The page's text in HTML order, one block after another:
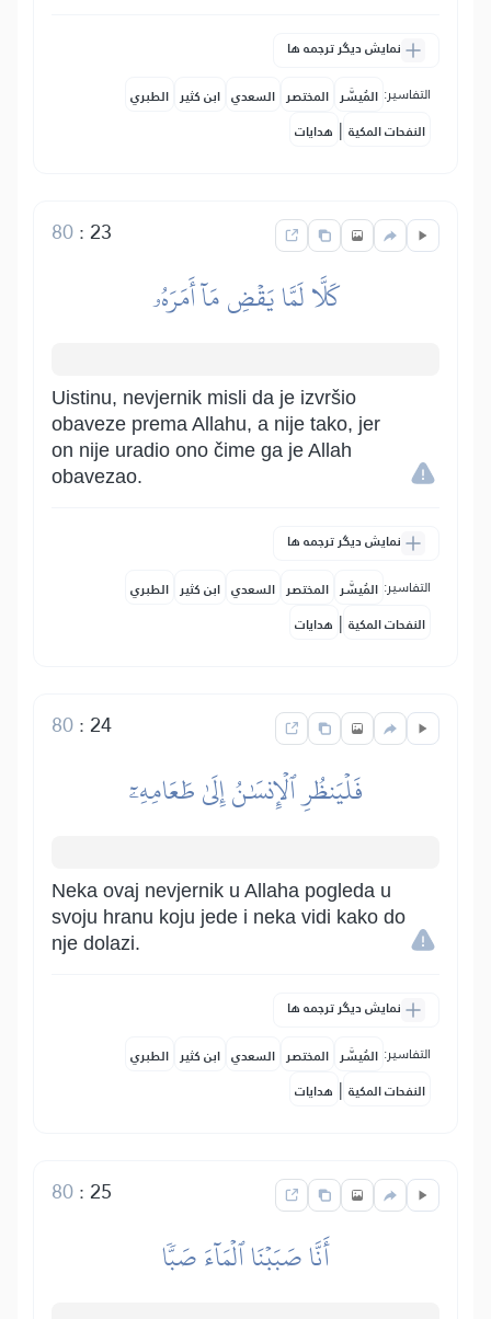
نمایش دیگر ترجمه ها
التفاسير: المُيسَّر المختصر السعدي ابن كثير الطبري
النفحات المكية | هدايات
23
:
80
كَلَّا لَمَّا يَقۡضِ مَآ أَمَرَهُۥ
Uistinu, nevjernik misli da je izvršio
obaveze prema Allahu, a nije tako, jer
on nije uradio ono čime ga je Allah
obavezao.
نمایش دیگر ترجمه ها
التفاسير: المُيسَّر المختصر السعدي ابن كثير الطبري
النفحات المكية | هدايات
24
:
80
فَلۡيَنظُرِ ٱلۡإِنسَٰنُ إِلَىٰ طَعَامِهِۦٓ
Neka ovaj nevjernik u Allaha pogleda u
svoju hranu koju jede i neka vidi kako do
nje dolazi.
نمایش دیگر ترجمه ها
التفاسير: المُيسَّر المختصر السعدي ابن كثير الطبري
النفحات المكية | هدايات
25
:
80
أَنَّا صَبَبۡنَا ٱلۡمَآءَ صَبّٗا